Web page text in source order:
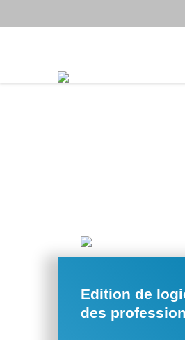
Edition de
des